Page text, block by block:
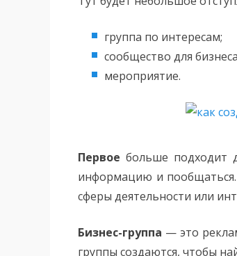
группа по интересам;
сообщество для
мероприятие.
Первое больше подходит
информацию и
сферы деятельности или
Бизнес-группа — это
группы создаются, чтобы